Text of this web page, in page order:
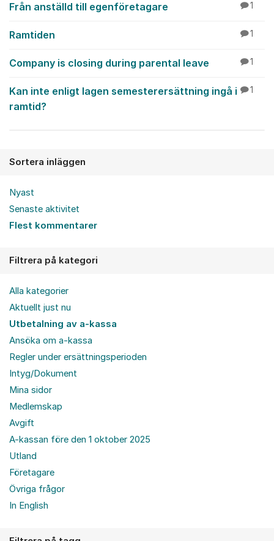
Från anställd till egenföretagare 1
Ramtiden 1
Company is closing during parental leave 1
Kan inte enligt lagen semesterersättning ingå i
ramtid?
1
Sortera inläggen
Nyast
Senaste aktivitet
Flest kommentarer
Filtrera på kategori
Alla kategorier
Aktuellt just nu
Utbetalning av a-kassa
Ansöka om a-kassa
Regler under ersättningsperioden
Intyg/Dokument
Mina sidor
Medlemskap
Avgift
A-kassan före den 1 oktober 2025
Utland
Företagare
Övriga frågor
In English